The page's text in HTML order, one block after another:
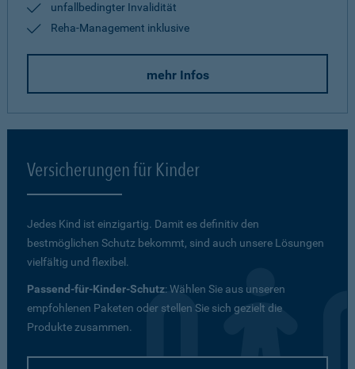
unfallbedingter Invalidität
Reha-Management inklusive
mehr Infos
Versicherungen für Kinder
Jedes Kind ist einzigartig. Damit es definitiv den
bestmöglichen Schutz bekommt, sind auch unsere Lösungen
vielfältig und flexibel.
Passend-für-Kinder-Schutz: Wählen Sie aus unseren
empfohlenen Paketen oder stellen Sie sich gezielt die
Produkte zusammen.